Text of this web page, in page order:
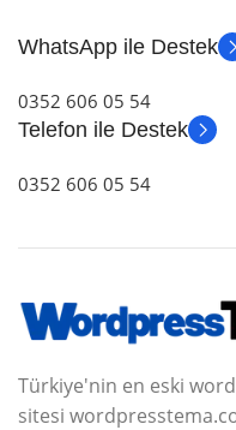
WhatsApp ile Destek
0352 606 05 54
Telefon ile Destek
0352 606 05 54
Türkiye'nin en eski
sitesi